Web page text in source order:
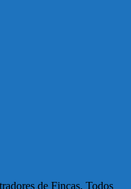
de Fincas. Todos